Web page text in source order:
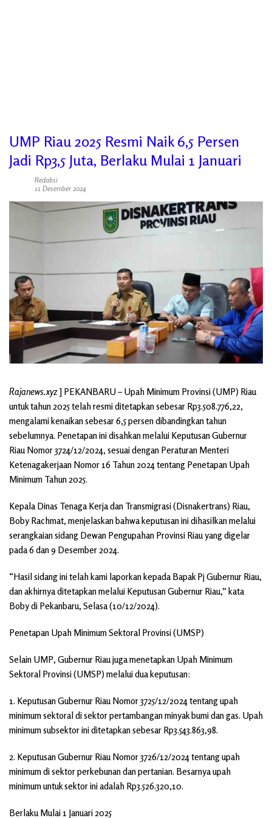
UMP Riau 2025 Resmi Naik 6,5 Persen
Jadi Rp3,5 Juta, Berlaku Mulai 1 Januari
Redaksi
11 Desember 2024
Rajanews.xyz] PEKANBARU – Upah Minimum Provinsi (UMP) Riau
untuk tahun 2025 telah resmi ditetapkan sebesar Rp3.508.776,22,
mengalami kenaikan sebesar 6,5 persen dibandingkan tahun
sebelumnya. Penetapan ini disahkan melalui Keputusan Gubernur
Riau Nomor 3724/12/2024, sesuai dengan Peraturan Menteri
Ketenagakerjaan Nomor 16 Tahun 2024 tentang Penetapan Upah
Minimum Tahun 2025.
Kepala Dinas Tenaga Kerja dan Transmigrasi (Disnakertrans) Riau,
Boby Rachmat, menjelaskan bahwa keputusan ini dihasilkan melalui
serangkaian sidang Dewan Pengupahan Provinsi Riau yang digelar
pada 6 dan 9 Desember 2024.
“Hasil sidang ini telah kami laporkan kepada Bapak Pj Gubernur Riau,
dan akhirnya ditetapkan melalui Keputusan Gubernur Riau,” kata
Boby di Pekanbaru, Selasa (10/12/2024).
Penetapan Upah Minimum Sektoral Provinsi (UMSP)
Selain UMP, Gubernur Riau juga menetapkan Upah Minimum
Sektoral Provinsi (UMSP) melalui dua keputusan:
1. Keputusan Gubernur Riau Nomor 3725/12/2024 tentang upah
minimum sektoral di sektor pertambangan minyak bumi dan gas. Upah
minimum subsektor ini ditetapkan sebesar Rp3.543.863,98.
2. Keputusan Gubernur Riau Nomor 3726/12/2024 tentang upah
minimum di sektor perkebunan dan pertanian. Besarnya upah
minimum untuk sektor ini adalah Rp3.526.320,10.
Berlaku Mulai 1 Januari 2025